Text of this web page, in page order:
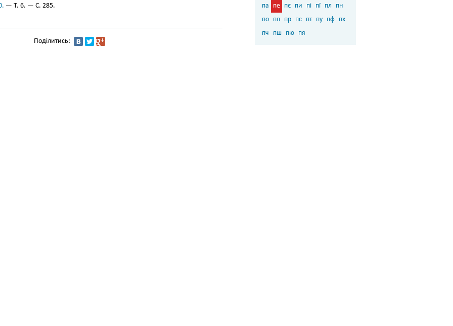
— Т. 6. — С. 285.
Поділитись:
па пе пє пи пі пї пл
пн
по пп пр пс пт пу пф пх
пч
пш пю пя